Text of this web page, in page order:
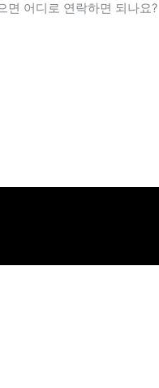
면 어디로 연락하면 되나요?